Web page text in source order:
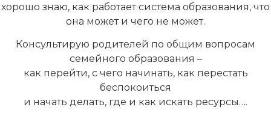
хорошо знаю, как работает система образования, что
она может и чего не может.
Консультирую родителей по общим вопросам
семейного образования –
как перейти, с чего начинать, как перестать
беспокоиться
и начать делать, где и как искать ресурсы….